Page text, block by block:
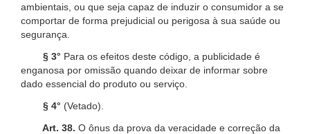
ambientais, ou que seja capaz de induzir o consumidor a se
comportar de forma prejudicial ou perigosa à sua saúde ou
segurança.
§ 3° Para os efeitos deste código, a publicidade é
enganosa por omissão quando deixar de informar sobre
dado essencial do produto ou serviço.
§ 4° (Vetado).
Art. 38. O ônus da prova da veracidade e correção da